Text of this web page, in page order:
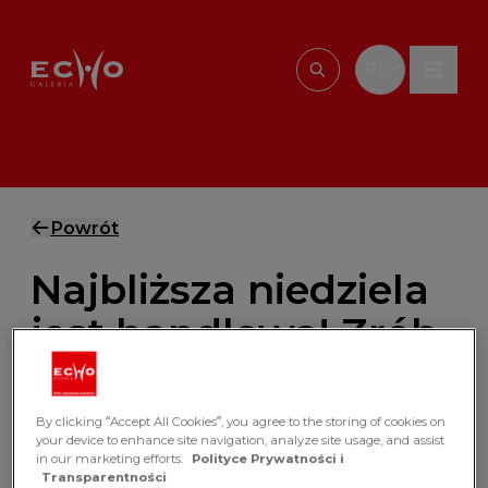
Wpisz, czego
Powrót
Najbliższa niedziela
jest handlowa! Zrób
zakupy w Galerii
Echo
Przed nami wyjątkowy weekend! Informujemy,
By clicking “Accept All Cookies”, you agree to the storing of cookies on
your device to enhance site navigation, analyze site usage, and assist
in our marketing efforts.
Polityce Prywatności i
Transparentności